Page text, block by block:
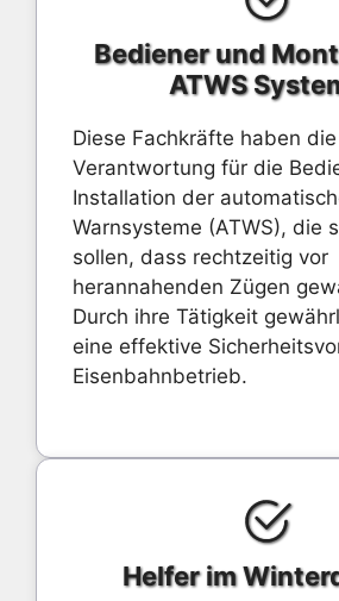
Bediener und
ATWS
Diese Fachkräfte haben die
Verantwortung für die
Installation der
Warnsysteme (ATWS), die
sollen, dass rechtzeitig vor
herannahenden Zügen
Durch ihre Tätigkeit
eine effektive
Eisenbahnbetrieb.
Helfer im